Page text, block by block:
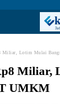
Miliar, Lotim Mulai
Miliar,
UMKM